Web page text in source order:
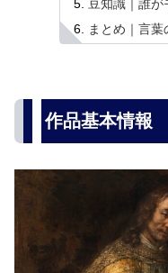
豆知識｜誰が
まとめ｜言
作品基本情報